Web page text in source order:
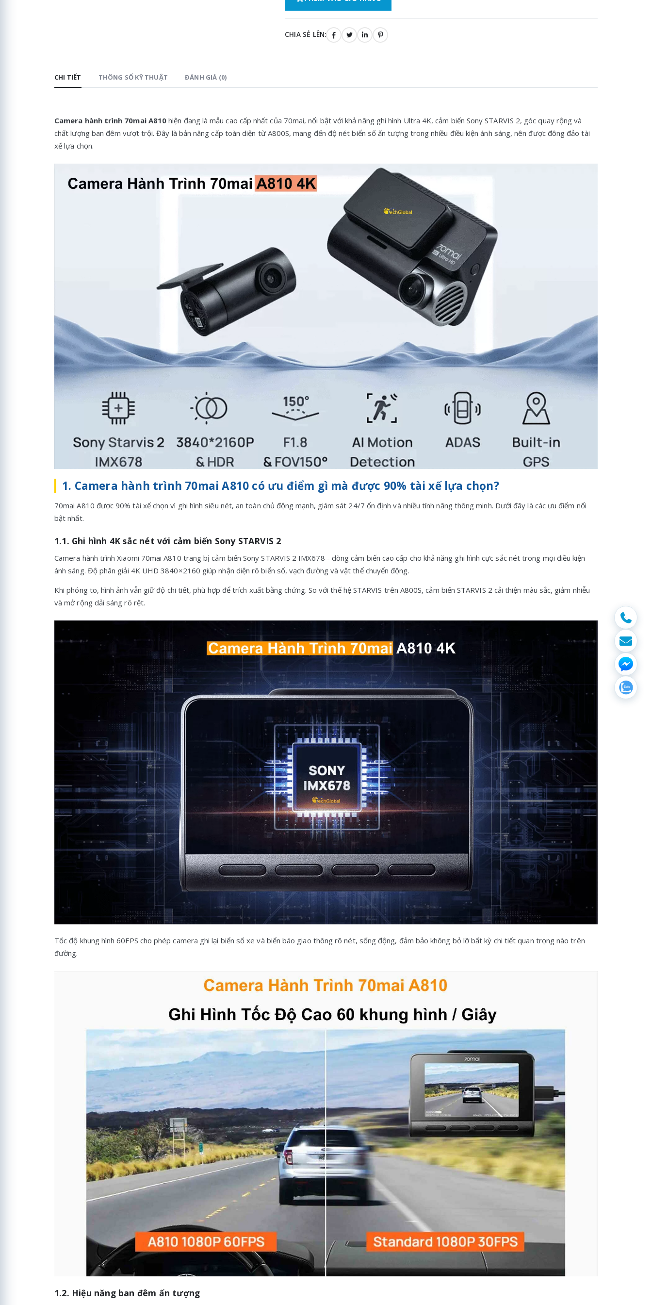
CHIA SẺ LÊN:
CHI TIẾT THÔNG SỐ KỸ THUẬT ĐÁNH GIÁ (0)
Camera hành trình 70mai A810 hiện đang là mẫu cao cấp nhất của 70mai, nổi bật với khả năng ghi hình Ultra 4K, cảm biến Sony STARVIS 2, góc quay rộng và
chất lượng ban đêm vượt trội. Đây là bản nâng cấp toàn diện từ A800S, mang đến độ nét biển số ấn tượng trong nhiều điều kiện ánh sáng, nên được đông đảo tài
xế lựa chọn.
1. Camera hành trình 70mai A810 có ưu điểm gì mà được 90% tài xế lựa chọn?
70mai A810 được 90% tài xế chọn vì ghi hình siêu nét, an toàn chủ động mạnh, giám sát 24/7 ổn định và nhiều tính năng thông minh. Dưới đây là các ưu điểm nổi
bật nhất.
1.1. Ghi hình 4K sắc nét với cảm biến Sony STARVIS 2
Camera hành trình Xiaomi 70mai A810 trang bị cảm biến Sony STARVIS 2 IMX678 - dòng cảm biến cao cấp cho khả năng ghi hình cực sắc nét trong mọi điều kiện
ánh sáng. Độ phân giải 4K UHD 3840×2160 giúp nhận diện rõ biển số, vạch đường và vật thể chuyển động.
Khi phóng to, hình ảnh vẫn giữ độ chi tiết, phù hợp để trích xuất bằng chứng. So với thế hệ STARVIS trên A800S, cảm biến STARVIS 2 cải thiện màu sắc, giảm nhiễu
và mở rộng dải sáng rõ rệt.
Tốc độ khung hình 60FPS cho phép camera ghi lại biển số xe và biển báo giao thông rõ nét, sống động, đảm bảo không bỏ lỡ bất kỳ chi tiết quan trọng nào trên
đường.
1.2. Hiệu năng ban đêm ấn tượng